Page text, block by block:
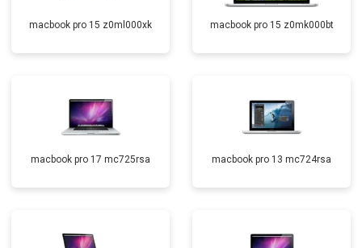
macbook pro 15 z0ml000xk macbook pro 15 z0mk000bt
macbook pro 17 mc725rsa macbook pro 13 mc724rsa